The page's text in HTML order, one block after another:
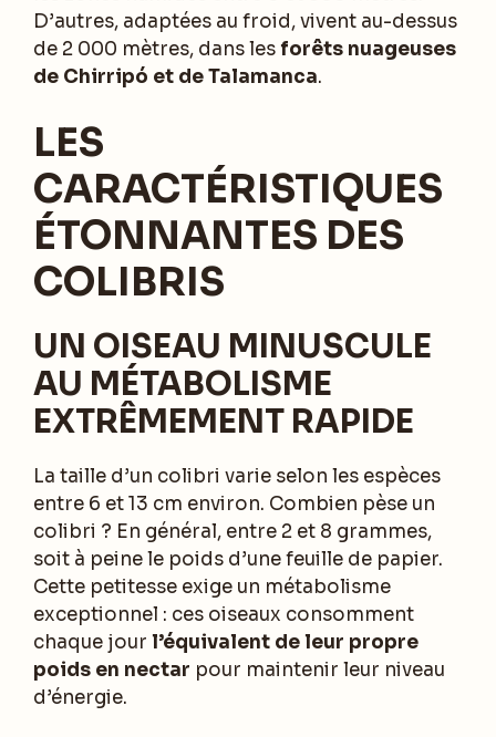
D’autres, adaptées au froid, vivent au-dessus
de 2 000 mètres, dans les forêts nuageuses
de Chirripó et de Talamanca.
LES
CARACTÉRISTIQUES
ÉTONNANTES DES
COLIBRIS
UN OISEAU MINUSCULE
AU MÉTABOLISME
EXTRÊMEMENT RAPIDE
La taille d’un colibri varie selon les espèces
entre 6 et 13 cm environ. Combien pèse un
colibri ? En général, entre 2 et 8 grammes,
soit à peine le poids d’une feuille de papier.
Cette petitesse exige un métabolisme
exceptionnel : ces oiseaux consomment
chaque jour l’équivalent de leur propre
poids en nectar pour maintenir leur niveau
d’énergie.